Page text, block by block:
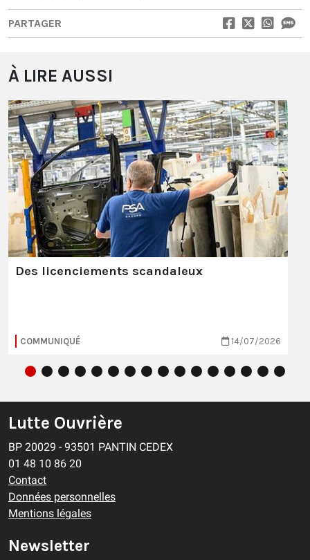
PARTAGER
À LIRE AUSSI
Des licenciements scandaleux
COMMUNIQUÉ 14/07/2026
Lutte Ouvrière
BP 20029 - 93501 PANTIN CEDEX
01 48 10 86 20
Contact
Données personnelles
Mentions légales
Newsletter